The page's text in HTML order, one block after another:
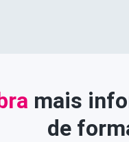
mais
de